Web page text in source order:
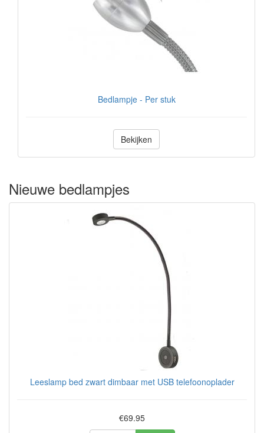
Bedlampje - Per stuk
Bekijken
Nieuwe bedlampjes
Leeslamp bed zwart dimbaar met USB telefoonoplader
€69.95